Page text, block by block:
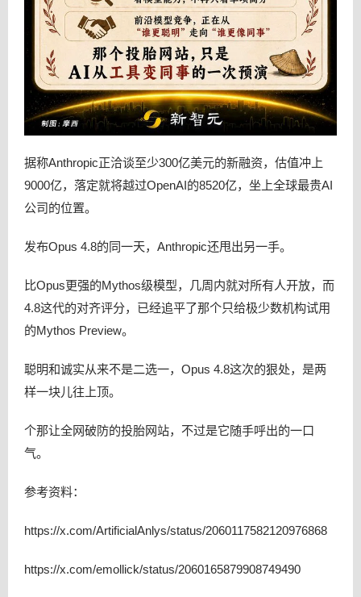
据称Anthropic正洽谈至少300亿美元的新融资，估值冲上
9000亿，落定就将越过OpenAI的8520亿，坐上全球最贵AI
公司的位置。
发布Opus 4.8的同一天，Anthropic还甩出另一手。
比Opus更强的Mythos级模型，几周内就对所有人开放，而
4.8这代的对齐评分，已经追平了那个只给极少数机构试用
的Mythos Preview。
聪明和诚实从来不是二选一，Opus 4.8这次的狠处，是两
样一块儿往上顶。
个那让全网破防的投胎网站，不过是它随手呼出的一口
气。
参考资料：
https://x.com/ArtificialAnlys/status/2060117582120976868
https://x.com/emollick/status/2060165879908749490